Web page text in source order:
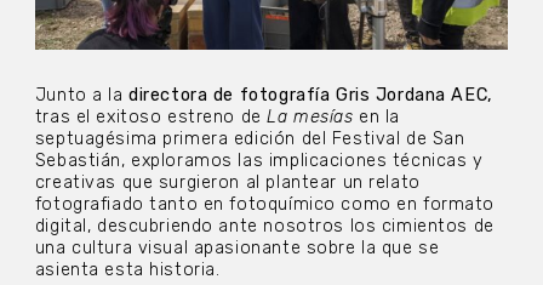
Junto a ladirectora de fotografía Gris Jordana AEC,
tras el exitoso estreno deLa mesías en la
septuagésima primera edición del Festival de San
Sebastián, exploramos las implicaciones técnicas y
creativas que surgieron al plantear un relato
fotografiado tanto en fotoquímico como en formato
digital, descubriendo ante nosotros los cimientos de
una cultura visual apasionante sobre la que se
asienta esta historia.